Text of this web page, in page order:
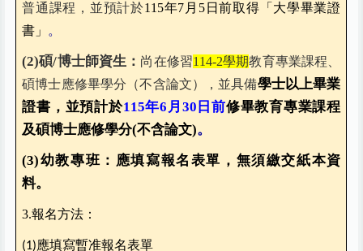
普通課程，並預計於115年7月5日前取得「大學畢業證
書」
。
(2)碩/博士師資生： 尚在修習114-2學期教育專業課程、
碩博士應修畢學分（不含論文），並具備學士以上畢業
證書，並預計於115年6月30日前修畢教育專業課程
及碩博士應修學分(不含論文)。
(3)幼教專班：應填寫報名表單，無須繳交紙本資
料。
3.報名方法：
(1)應填寫暫准報名表單